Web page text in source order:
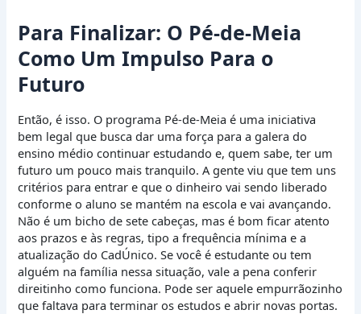
Para Finalizar: O Pé-de-Meia
Como Um Impulso Para o
Futuro
Então, é isso. O programa Pé-de-Meia é uma iniciativa
bem legal que busca dar uma força para a galera do
ensino médio continuar estudando e, quem sabe, ter um
futuro um pouco mais tranquilo. A gente viu que tem uns
critérios para entrar e que o dinheiro vai sendo liberado
conforme o aluno se mantém na escola e vai avançando.
Não é um bicho de sete cabeças, mas é bom ficar atento
aos prazos e às regras, tipo a frequência mínima e a
atualização do CadÚnico. Se você é estudante ou tem
alguém na família nessa situação, vale a pena conferir
direitinho como funciona. Pode ser aquele empurrãozinho
que faltava para terminar os estudos e abrir novas portas.